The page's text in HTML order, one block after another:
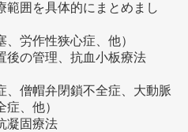
範囲を具体的にまとめまし
、労作性狭心症、他）
後の管理、抗血小板療法
、僧帽弁閉鎖不全症、大動脈
、他）
凝固療法